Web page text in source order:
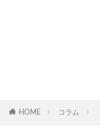
HOME コラム